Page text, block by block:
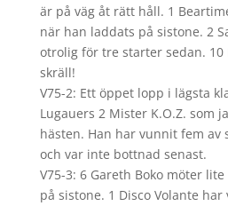
är på väg åt rätt håll. 1
när han laddats på sistone. 2
otrolig för tre starter sedan. 10
skräll!
V75-2: Ett öppet lopp i lägsta
Lugauers 2 Mister K.O.Z. som
hästen. Han har vunnit fem av
och var inte bottnad senast.
V75-3: 6 Gareth Boko möter
på sistone. 1 Disco Volante